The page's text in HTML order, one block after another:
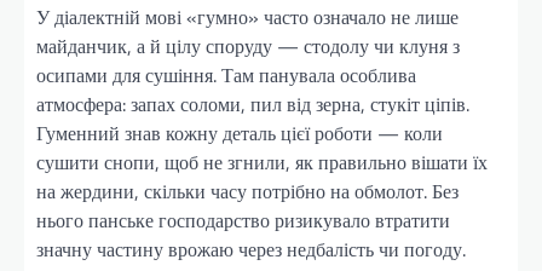
У діалектній мові «гумно» часто означало не лише
майданчик, а й цілу споруду — стодолу чи клуня з
осипами для сушіння. Там панувала особлива
атмосфера: запах соломи, пил від зерна, стукіт ціпів.
Гуменний знав кожну деталь цієї роботи — коли
сушити снопи, щоб не згнили, як правильно вішати їх
на жердини, скільки часу потрібно на обмолот. Без
нього панське господарство ризикувало втратити
значну частину врожаю через недбалість чи погоду.